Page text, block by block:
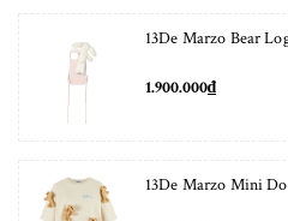
13De Marzo Bear
1.900.000₫
13De Marzo Mini